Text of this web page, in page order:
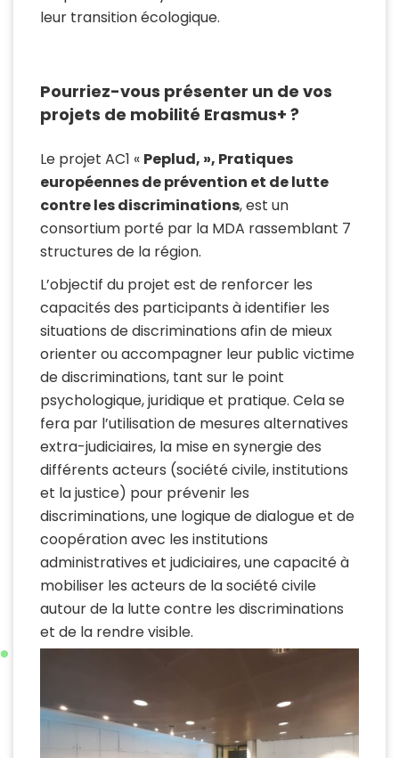
leur transition écologique.
Pourriez-vous présenter un de vos
projets de mobilité Erasmus+ ?
Le projet AC1 « Peplud, », Pratiques
européennes de prévention et de lutte
contre les discriminations, est un
consortium porté par la MDA rassemblant 7
structures de la région.
L’objectif du projet est de renforcer les
capacités des participants à identifier les
situations de discriminations afin de mieux
orienter ou accompagner leur public victime
de discriminations, tant sur le point
psychologique, juridique et pratique. Cela se
fera par l’utilisation de mesures alternatives
extra-judiciaires, la mise en synergie des
différents acteurs (société civile, institutions
et la justice) pour prévenir les
discriminations, une logique de dialogue et de
coopération avec les institutions
administratives et judiciaires, une capacité à
mobiliser les acteurs de la société civile
autour de la lutte contre les discriminations
et de la rendre visible.